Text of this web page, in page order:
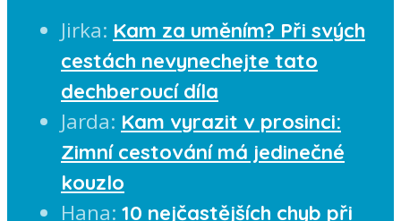
Jirka: Kam za uměním? Při svých
cestách nevynechejte tato
dechberoucí díla
Jarda: Kam vyrazit v prosinci:
Zimní cestování má jedinečné
kouzlo
Hana: 10 nejčastějších chyb při